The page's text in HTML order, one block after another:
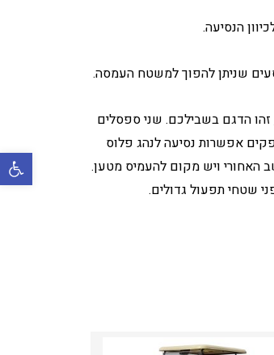
הדגם בשבילכם. שני ספסלים
אפשרות נסיעה לנהג פלוס
האחורי ויש מקום להעמיס מטען.
שטחי תפעול גדולים.
פתח